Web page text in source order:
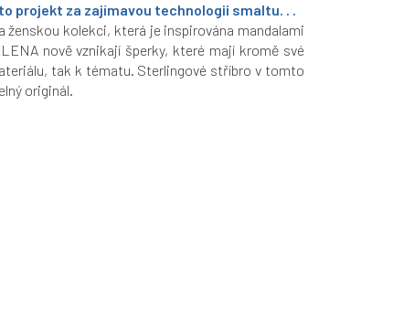
projekt za zajímavou technologii smaltu. . .
kolekci, která je inspirována mandalami
nově vznikají šperky, které mají kromě své
tak k tématu. Sterlingové stříbro v tomto
originál.